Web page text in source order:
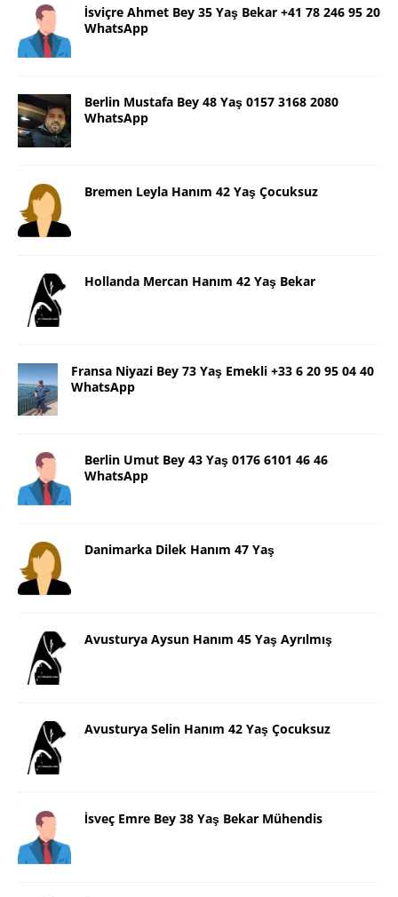
İsviçre Ahmet Bey 35 Yaş Bekar +41 78 246 95 20
WhatsApp
Berlin Mustafa Bey 48 Yaş 0157 3168 2080
WhatsApp
Bremen Leyla Hanım 42 Yaş Çocuksuz
Hollanda Mercan Hanım 42 Yaş Bekar
Fransa Niyazi Bey 73 Yaş Emekli +33 6 20 95 04 40
WhatsApp
Berlin Umut Bey 43 Yaş 0176 6101 46 46
WhatsApp
Danimarka Dilek Hanım 47 Yaş
Avusturya Aysun Hanım 45 Yaş Ayrılmış
Avusturya Selin Hanım 42 Yaş Çocuksuz
İsveç Emre Bey 38 Yaş Bekar Mühendis